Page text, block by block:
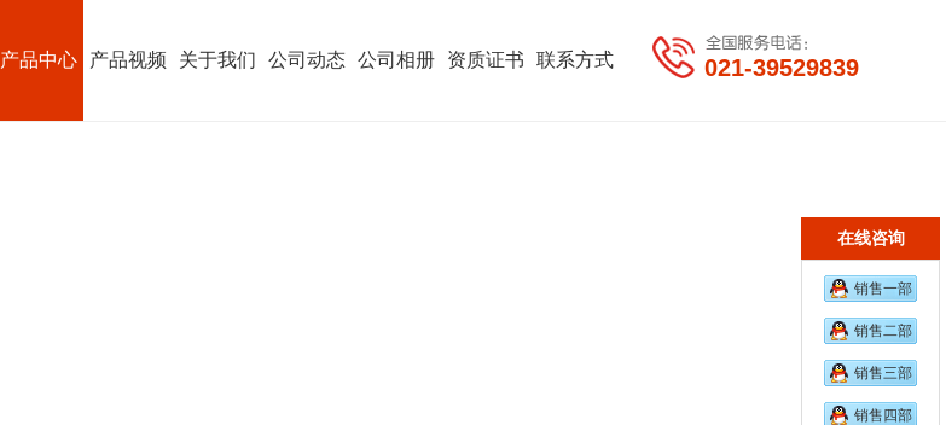
产品中心 产品视频 关于我们 公司动态 公司相册 资质证书 联系方式 021-39529839
在线咨询
销售一部
销售二部
销售三部
销售四部